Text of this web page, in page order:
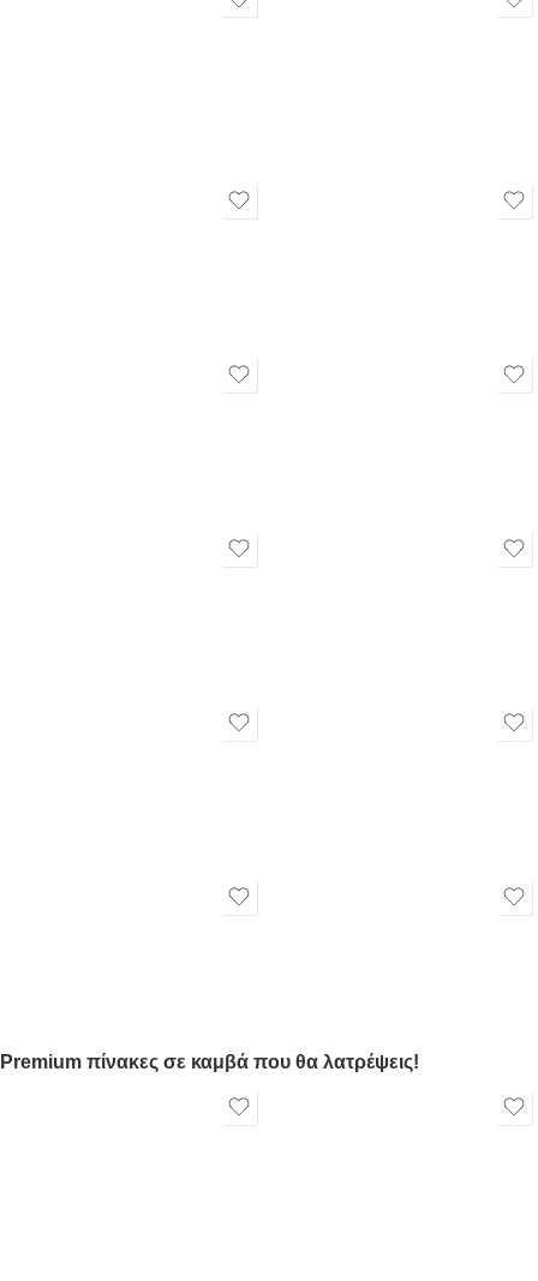
Premium πίνακες σε καμβά που θα λατρέψεις!